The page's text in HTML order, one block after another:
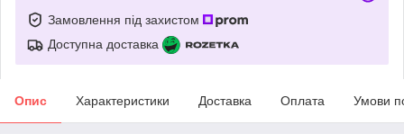
Замовлення під захистом
Доступна доставка
Опис Характеристики Доставка Оплата Умови